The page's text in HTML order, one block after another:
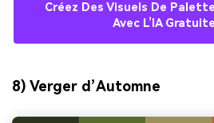
Créez Des Visuels De
Avec L’IA
8) Verger d’Automne